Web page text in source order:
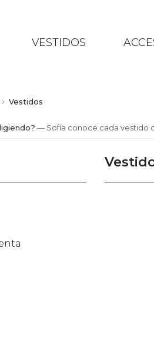
VESTIDOS
Vestidos
— Sofía conoce cada vestido